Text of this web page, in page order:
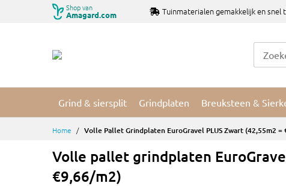
Shop van
Amagard.com Tuinmaterialen gemakkelijk en snel
Grind & siersplit Grindplaten Breuksteen &
Home Volle Pallet Grindplaten EuroGravel PLUS Zwart (42,55m2 =
Volle pallet grindplaten
€9,66/m2)